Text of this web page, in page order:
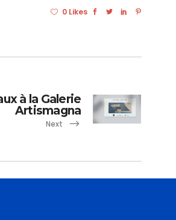
0 Likes
à la Galerie
Artismagna
Next